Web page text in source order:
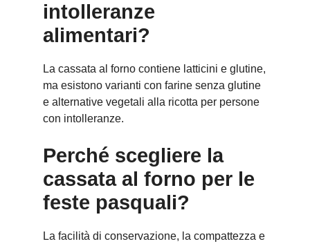
intolleranze
alimentari?
La cassata al forno contiene latticini e glutine,
ma esistono varianti con farine senza glutine
e alternative vegetali alla ricotta per persone
con intolleranze.
Perché scegliere la
cassata al forno per le
feste pasquali?
La facilità di conservazione, la compattezza e